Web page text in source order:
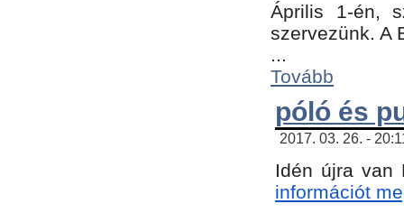
Április 1-én,
szervezünk. A
...
Tovább
póló és
2017. 03. 26. -
Idén újra van
információt